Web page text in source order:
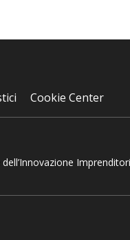
Cookie Center